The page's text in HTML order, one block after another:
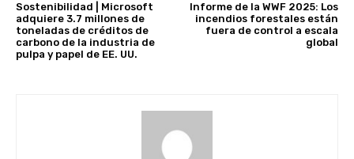
Sostenibilidad | Microsoft
adquiere 3.7 millones de
toneladas de créditos de
carbono de la industria de
pulpa y papel de EE. UU.
Informe de la WWF 2025: Los
incendios forestales están
fuera de control a escala
global